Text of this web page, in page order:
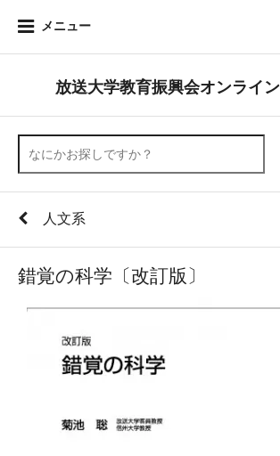
メニュー
放送大学教育振興会オンライ
人文系
錯覚の科学〔改訂版〕